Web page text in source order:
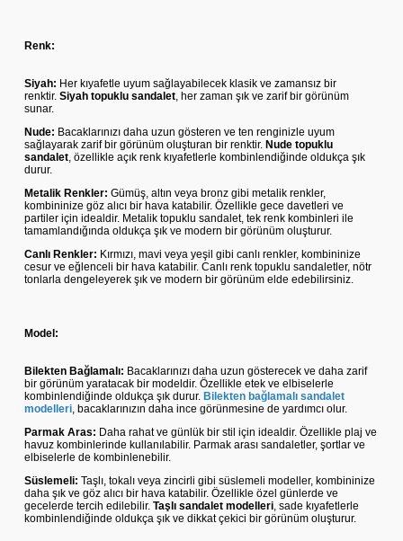
Renk:
Siyah: Her kıyafetle uyum sağlayabilecek klasik ve zamansız bir
renktir. Siyah topuklu sandalet, her zaman şık ve zarif bir görünüm
sunar.
Nude: Bacaklarınızı daha uzun gösteren ve ten renginizle uyum
sağlayarak zarif bir görünüm oluşturan bir renktir. Nude topuklu
sandalet, özellikle açık renk kıyafetlerle kombinlendiğinde oldukça şık
durur.
Metalik Renkler: Gümüş, altın veya bronz gibi metalik renkler,
kombininize göz alıcı bir hava katabilir. Özellikle gece davetleri ve
partiler için idealdir. Metalik topuklu sandalet, tek renk kombinleri ile
tamamlandığında oldukça şık ve modern bir görünüm oluşturur.
Canlı Renkler: Kırmızı, mavi veya yeşil gibi canlı renkler, kombininize
cesur ve eğlenceli bir hava katabilir. Canlı renk topuklu sandaletler, nötr
tonlarla dengeleyerek şık ve modern bir görünüm elde edebilirsiniz.
Model:
Bilekten Bağlamalı: Bacaklarınızı daha uzun gösterecek ve daha zarif
bir görünüm yaratacak bir modeldir. Özellikle etek ve elbiselerle
kombinlendiğinde oldukça şık durur. Bilekten bağlamalı sandalet
modelleri, bacaklarınızın daha ince görünmesine de yardımcı olur.
Parmak Aras: Daha rahat ve günlük bir stil için idealdir. Özellikle plaj ve
havuz kombinlerinde kullanılabilir. Parmak arası sandaletler, şortlar ve
elbiselerle de kombinlenebilir.
Süslemeli: Taşlı, tokalı veya zincirli gibi süslemeli modeller, kombininize
daha şık ve göz alıcı bir hava katabilir. Özellikle özel günlerde ve
gecelerde tercih edilebilir. Taşlı sandalet modelleri, sade kıyafetlerle
kombinlendiğinde oldukça şık ve dikkat çekici bir görünüm oluşturur.